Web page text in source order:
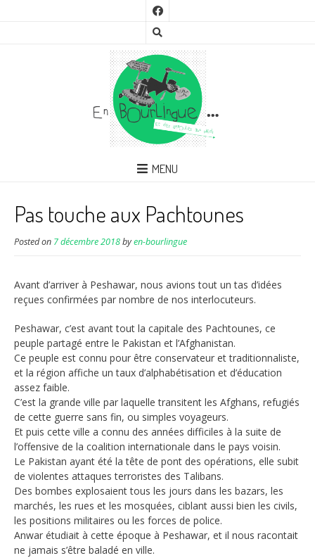
MENU
Pas touche aux Pachtounes
Posted on 7 décembre 2018byen-bourlingue
Avant d’arriver à Peshawar, nous avions tout un tas d’idées
reçues confirmées par nombre de nos interlocuteurs.
Peshawar, c’est avant tout la capitale des Pachtounes, ce
peuple partagé entre le Pakistan et l’Afghanistan.
Ce peuple est connu pour être conservateur et traditionnaliste,
et la région affiche un taux d’alphabétisation et d’éducation
assez faible.
C’est la grande ville par laquelle transitent les Afghans, refugiés
de cette guerre sans fin, ou simples voyageurs.
Et puis cette ville a connu des années difficiles à la suite de
l’offensive de la coalition internationale dans le pays voisin.
Le Pakistan ayant été la tête de pont des opérations, elle subit
de violentes attaques terroristes des Talibans.
Des bombes explosaient tous les jours dans les bazars, les
marchés, les rues et les mosquées, ciblant aussi bien les civils,
les positions militaires ou les forces de police.
Anwar étudiait à cette époque à Peshawar, et il nous racontait
ne jamais s’être baladé en ville.